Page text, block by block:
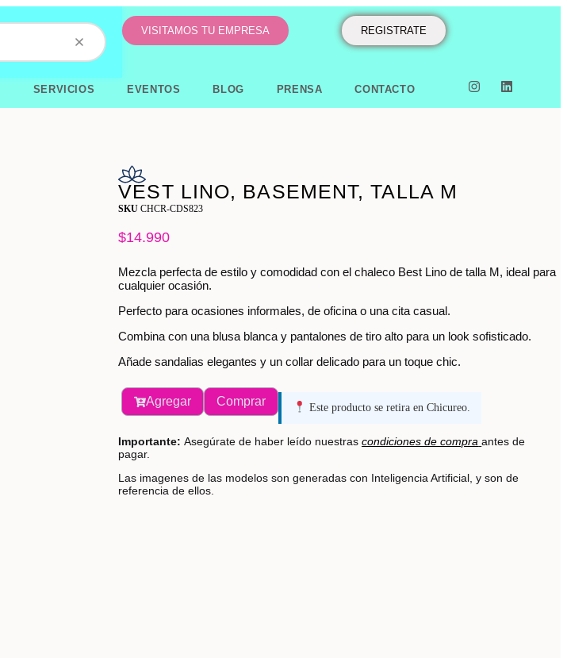
VISITAMOS TU EMPRESA REGISTRATE
SERVICIOS EVENTOS BLOG PRENSA CONTACTO
VEST LINO, BASEMENT, TALLA M
SKUCHCR-CDS823
$14.990
Mezcla perfecta de estilo y comodidad con el chaleco Best Lino de talla M, ideal para
cualquier ocasión.
Perfecto para ocasiones informales, de oficina o una cita casual.
Combina con una blusa blanca y pantalones de tiro alto para un look sofisticado.
Añade sandalias elegantes y un collar delicado para un toque chic.
Agregar Comprar Este producto se retira en Chicureo.
Importante: Asegúrate de haber leído nuestrascondiciones de compra antes de
pagar.
Las imagenes de las modelos son generadas con Inteligencia Artificial, y son de
referencia de ellos.